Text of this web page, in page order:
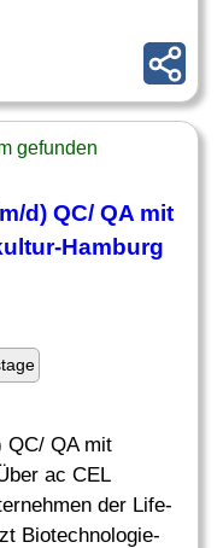
gefunden
d) QC/ QA mit
Hamburg
QC/ QA mit
ac CEL
der Life-
Biotechnologie-